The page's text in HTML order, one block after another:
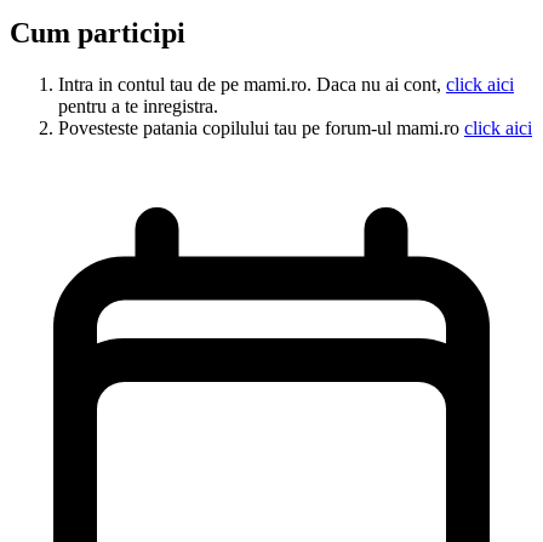
Cum participi
Intra in contul tau de pe mami.ro. Daca nu ai cont, click aici
pentru a te inregistra.
Povesteste patania copilului tau pe forum-ul mami.ro click aici